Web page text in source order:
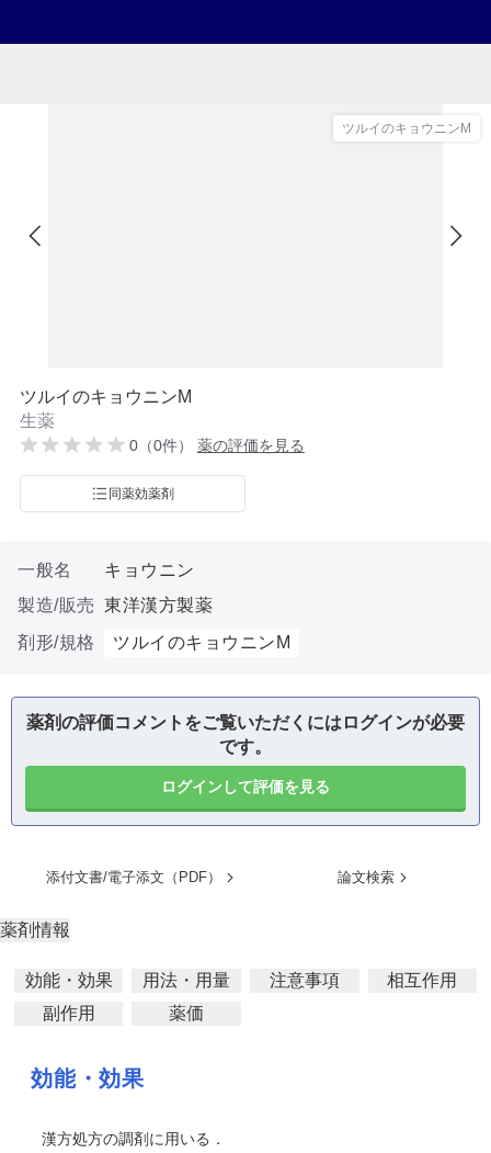
ツルイのキョウニンM
ツルイのキョウニンM
生薬
0（0件） 薬の評価を見る
同薬効薬剤
一般名
キョウニン
製造/販売 東洋漢方製薬
剤形/規格
ツルイのキョウニンM
薬剤の評価コメントをご覧いただくにはログインが必要
です。
ログインして評価を見る
添付文書/電子添文（PDF） 論文検索
薬剤情報
効能・効果 用法・用量 注意事項
相互作用
副作用
薬価
効能・効果
漢方処方の調剤に用いる．